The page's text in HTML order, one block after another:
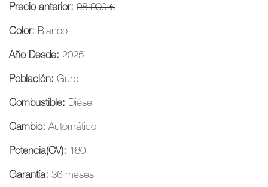
Precio anterior: 98.900 €
Color: Blanco
Año Desde: 2025
Población: Gurb
Combustible: Diésel
Cambio: Automático
Potencia(CV): 180
Garantía: 36 meses